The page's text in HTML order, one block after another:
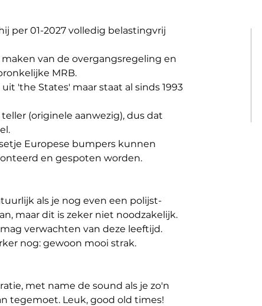
per 01-2027 volledig belastingvrij
van de overgangsregeling en
MRB.
'the States' maar staat al sinds 1993
(originele aanwezig), dus dat
Europese bumpers kunnen
en gespoten worden.
als je nog even een polijst-
maar dit is zeker niet noodzakelijk.
verwachten van deze leeftijd.
nog: gewoon mooi strak.
met name de sound als je zo'n
tegemoet. Leuk, good old times!